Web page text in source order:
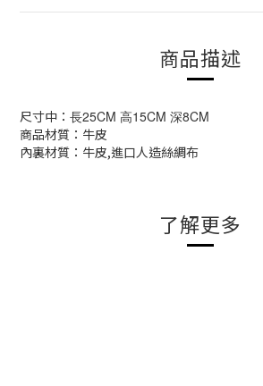
商品描述
尺寸中： 長25CM 高15CM 深8CM
商品材質：牛皮
內裏材質：牛皮,進口人造絲綢布
了解更多